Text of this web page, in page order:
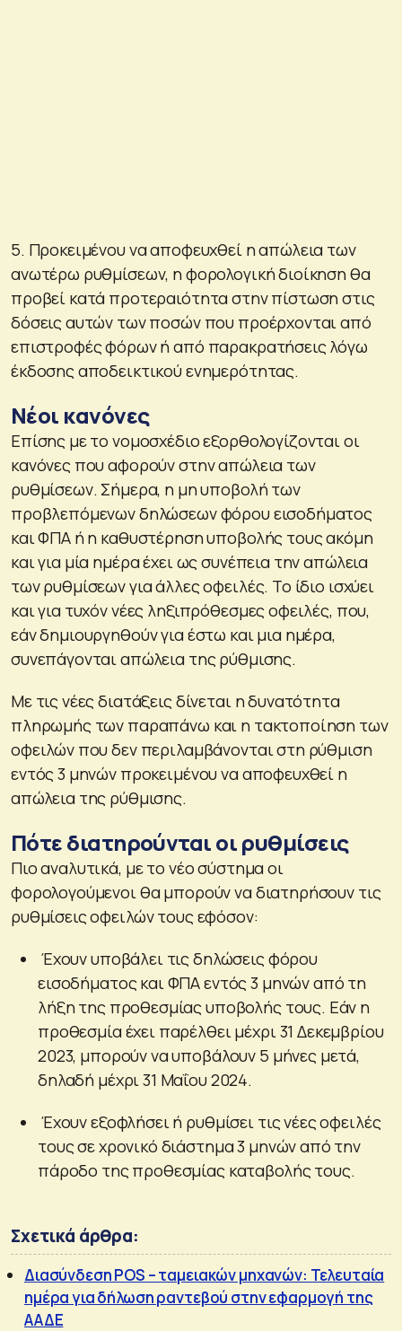
5. Προκειμένου να αποφευχθεί η απώλεια των
ανωτέρω ρυθμίσεων, η φορολογική διοίκηση θα
προβεί κατά προτεραιότητα στην πίστωση στις
δόσεις αυτών των ποσών που προέρχονται από
επιστροφές φόρων ή από παρακρατήσεις λόγω
έκδοσης αποδεικτικού ενημερότητας.
Νέοι κανόνες
Επίσης με το νομοσχέδιο εξορθολογίζονται οι
κανόνες που αφορούν στην απώλεια των
ρυθμίσεων. Σήμερα, η μη υποβολή των
προβλεπόμενων δηλώσεων φόρου εισοδήματος
και ΦΠΑ ή η καθυστέρηση υποβολής τους ακόμη
και για μία ημέρα έχει ως συνέπεια την απώλεια
των ρυθμίσεων για άλλες οφειλές. Το ίδιο ισχύει
και για τυχόν νέες ληξιπρόθεσμες οφειλές, που,
εάν δημιουργηθούν για έστω και μια ημέρα,
συνεπάγονται απώλεια της ρύθμισης.
Με τις νέες διατάξεις δίνεται η δυνατότητα
πληρωμής των παραπάνω και η τακτοποίηση των
οφειλών που δεν περιλαμβάνονται στη ρύθμιση
εντός 3 μηνών προκειμένου να αποφευχθεί η
απώλεια της ρύθμισης.
Πότε διατηρούνται οι ρυθμίσεις
Πιο αναλυτικά, με το νέο σύστημα οι
φορολογούμενοι θα μπορούν να διατηρήσουν τις
ρυθμίσεις οφειλών τους εφόσον:
Έχουν υποβάλει τις δηλώσεις φόρου
εισοδήματος και ΦΠΑ εντός 3 μηνών από τη
λήξη της προθεσμίας υποβολής τους. Εάν η
προθεσμία έχει παρέλθει μέχρι 31 Δεκεμβρίου
2023, μπορούν να υποβάλουν 5 μήνες μετά,
δηλαδή μέχρι 31 Μαΐου 2024.
Έχουν εξοφλήσει ή ρυθμίσει τις νέες οφειλές
τους σε χρονικό διάστημα 3 μηνών από την
πάροδο της προθεσμίας καταβολής τους.
Σχετικά άρθρα:
Διασύνδεση POS – ταμειακών μηχανών: Τελευταία
ημέρα για δήλωση ραντεβού στην εφαρμογή της
ΑΑΔΕ